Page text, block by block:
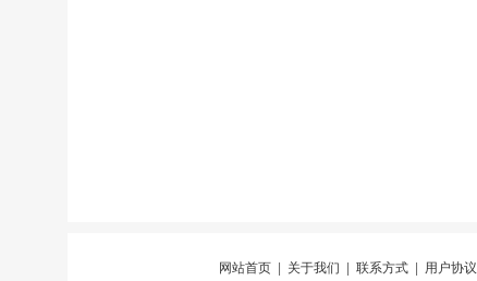
网站首页| 关于我们 联系方式| 用户协议